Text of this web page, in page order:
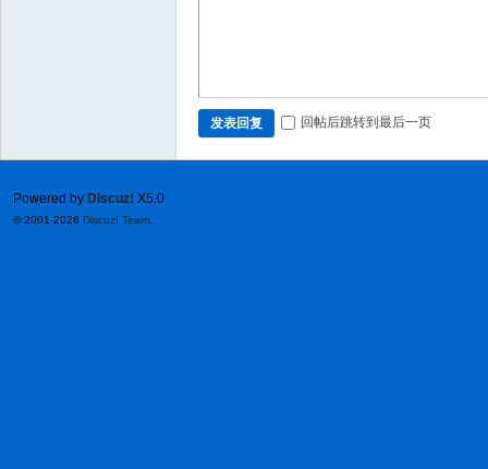
发表回复 回帖后跳转到最后一页
Powered by Discuz! X5.0
© 2001-2026 Discuz! Team